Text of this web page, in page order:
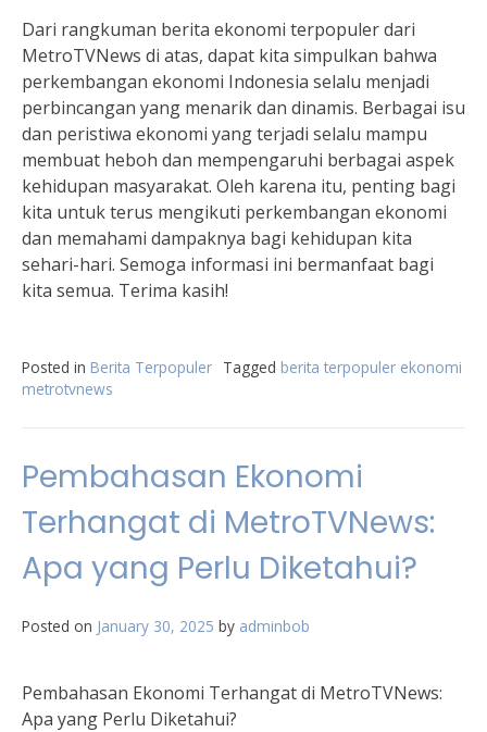
Dari rangkuman berita ekonomi terpopuler dari
MetroTVNews di atas, dapat kita simpulkan bahwa
perkembangan ekonomi Indonesia selalu menjadi
perbincangan yang menarik dan dinamis. Berbagai isu
dan peristiwa ekonomi yang terjadi selalu mampu
membuat heboh dan mempengaruhi berbagai aspek
kehidupan masyarakat. Oleh karena itu, penting bagi
kita untuk terus mengikuti perkembangan ekonomi
dan memahami dampaknya bagi kehidupan kita
sehari-hari. Semoga informasi ini bermanfaat bagi
kita semua. Terima kasih!
Posted in Berita Terpopuler Tagged berita terpopuler ekonomi
metrotvnews
Pembahasan Ekonomi
Terhangat di MetroTVNews:
Apa yang Perlu Diketahui?
Posted on January 30, 2025 by adminbob
Pembahasan Ekonomi Terhangat di MetroTVNews:
Apa yang Perlu Diketahui?